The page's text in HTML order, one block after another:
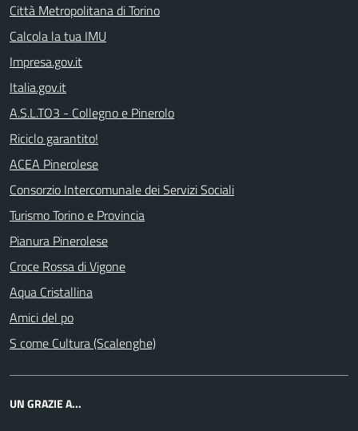
Città Metropolitana di Torino
Calcola la tua IMU
Impresa.gov.it
Italia.gov.it
A.S.L.TO3 - Collegno e Pinerolo
Riciclo garantito!
ACEA Pinerolese
Consorzio Intercomunale dei Servizi Sociali
Turismo Torino e Provincia
Pianura Pinerolese
Croce Rossa di Vigone
Aqua Cristallina
Amici del po
S come Cultura (Scalenghe)
UN GRAZIE A...